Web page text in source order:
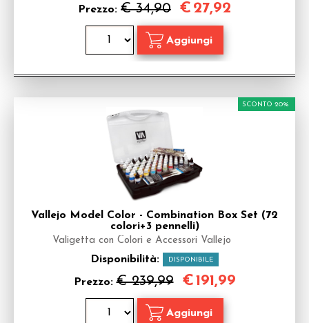
Prezzo: € 34,90 € 27,92
Vallejo Model Color - Combination Box Set (72
colori+3 pennelli)
Valigetta con Colori e Accessori Vallejo
Disponibilità: DISPONIBILE
Prezzo:€ 239,99
SCONTO 20%
€191,99